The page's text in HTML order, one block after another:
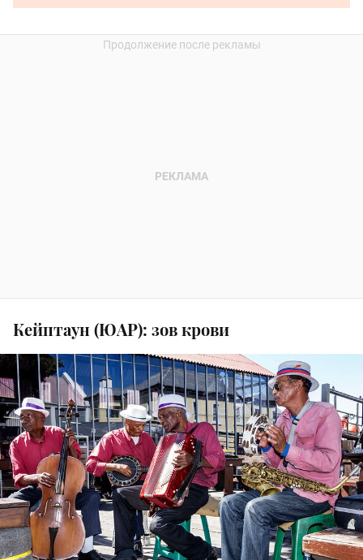
Кейптаун (ЮАР): зов крови